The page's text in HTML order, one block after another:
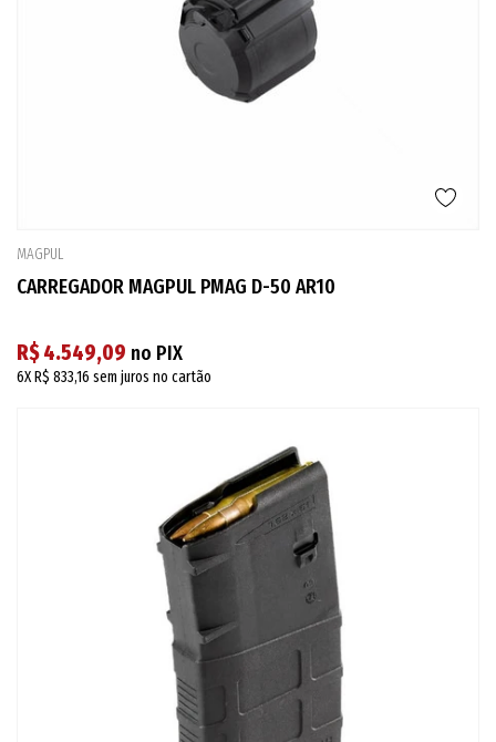
MAGPUL
CARREGADOR MAGPUL PMAG D-50 AR10
R$ 4.549,09 no PIX
6XR$ 833,16 sem juros no cartão